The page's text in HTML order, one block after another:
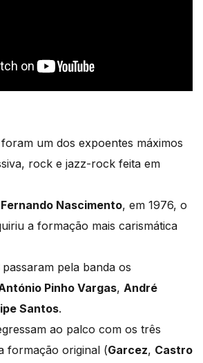
foram um dos expoentes máximos
rock e jazz-rock feita em
Fernando Nascimento, em 1976, o
a formação mais carismática
pela banda os
Pinho Vargas, André
Santos.
ao palco com os três
formação original (Garcez, Castro